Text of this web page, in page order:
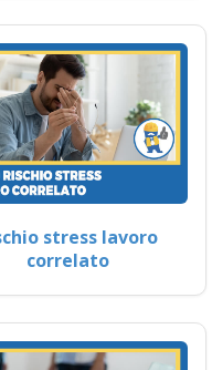
stress lavoro
correlato